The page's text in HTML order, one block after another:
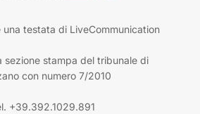
una testata di LiveCommunication
sezione stampa del tribunale di
con numero 7/2010
+39.392.1029.891